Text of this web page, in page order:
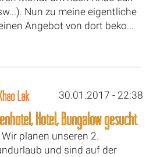
Nun zu meine eigentliche
Angebot von dort beko...
Lak 30.01.2017 - 22:38
Hotel, Bungalow gesucht
Wir planen unseren 2.
und sind auf der